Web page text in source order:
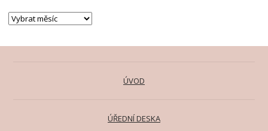
ÚVOD
ÚŘEDNÍ DESKA